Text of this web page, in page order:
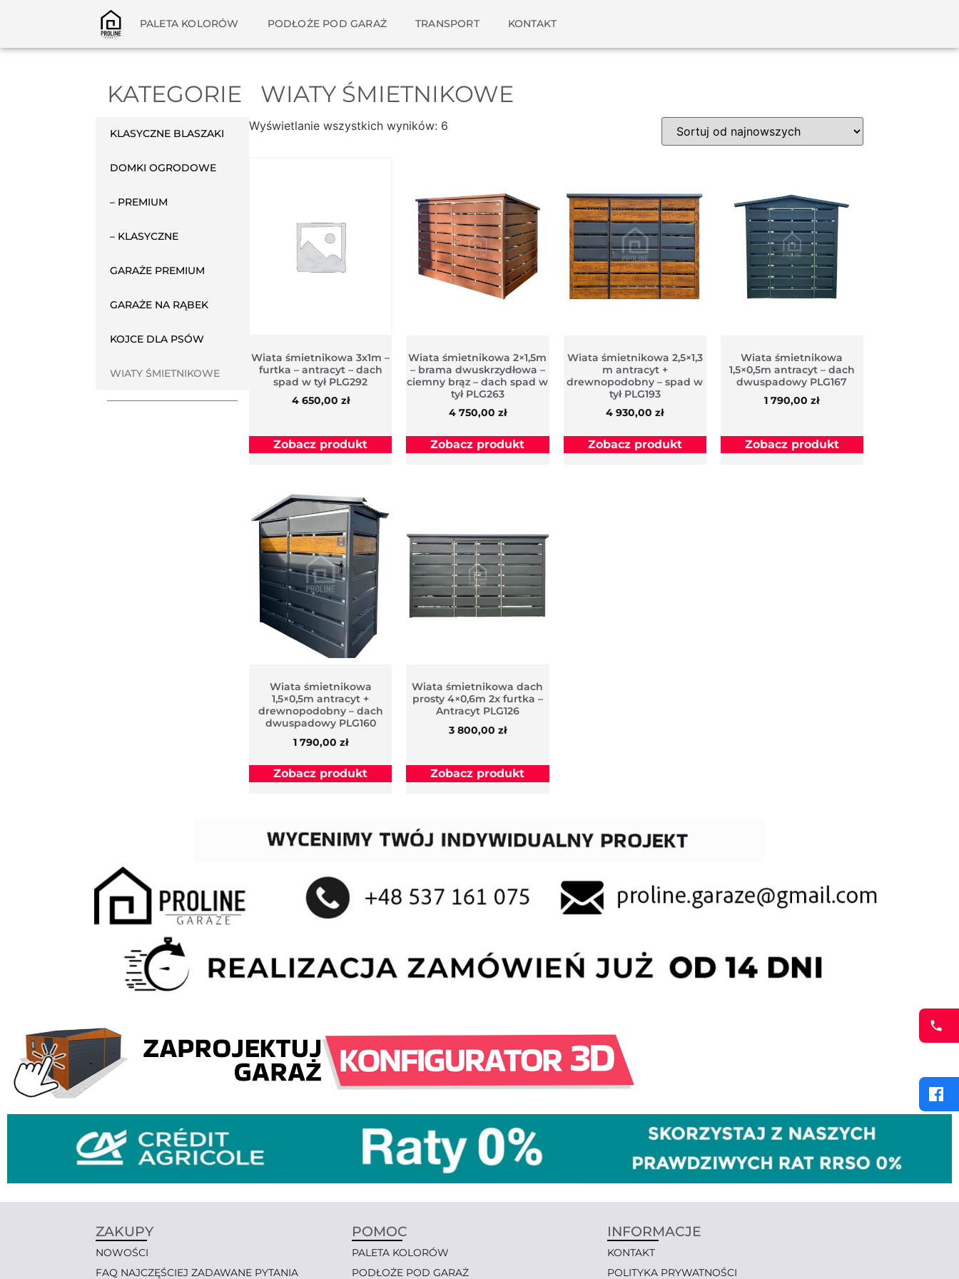
PALETA KOLORÓW PODŁOŻE POD GARAŻ TRANSPORT KONTAKT
KATEGORIE
KLASYCZNE BLASZAKI
DOMKI OGRODOWE
– PREMIUM
– KLASYCZNE
GARAŻE PREMIUM
GARAŻE NA RĄBEK
KOJCE DLA PSÓW
WIATY ŚMIETNIKOWE
WIATY ŚMIETNIKOWE
Wyświetlanie wszystkich wyników: 6
Wiata śmietnikowa 3x1m –
furtka – antracyt – dach
spad w tył PLG292
4 650,00 zł
Zobacz produkt
Wiata śmietnikowa 2×1,5m
– brama dwuskrzydłowa –
ciemny brąz – dach spad w
tył PLG263
4 750,00 zł
Zobacz produkt
Wiata śmietnikowa 2,5×1,3
m antracyt +
drewnopodobny – spad w
tył PLG193
4 930,00zł
Zobacz produkt
Wiata śmietnikowa
1,5×0,5m antracyt – dach
dwuspadowy PLG167
1 790,00zł
Zobacz produkt
Wiata śmietnikowa
1,5×0,5m antracyt +
drewnopodobny – dach
dwuspadowy PLG160
1 790,00 zł
Zobacz produkt
Wiata śmietnikowa dach
prosty 4×0,6m 2x furtka –
Antracyt PLG126
3 800,00 zł
Zobacz produkt
ZAKUPY
NOWOŚCI
FAQ NAJCZĘŚCIEJ ZADAWANE PYTANIA
POMOC
PALETA KOLORÓW
PODŁOŻE POD GARAŻ
INFORMACJE
KONTAKT
POLITYKA PRYWATNOŚCI